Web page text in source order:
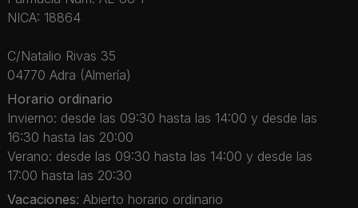
NICA: 18864
C/Natalio Rivas 35
04770 Adra (Almería)
Horario ordinario
Invierno: desde las 09:30 hasta las 14:00 y desde las
16:30 hasta las 20:00
Verano: desde las 09:30 hasta las 14:00 y desde las
17:00 hasta las 20:30
Vacaciones: Abierto horario ordinario